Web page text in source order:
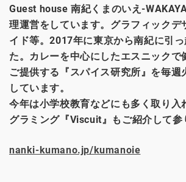
Guest house南紀くまのいえ-
理運営をしています。グラフィックデ
イド等。2017年に東京から南紀に引
た。カレーを中心にしたエスニックで
ご提供する『スパイス研究所』を毎週
しています。
今年は小学校教育などにも多く取り入
グラミング『Viscuit』もご紹介して参
nanki-kumano.jp/kumanoie